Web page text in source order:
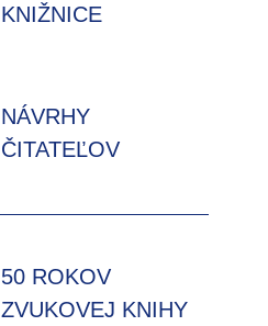
KNIŽNICE
NÁVRHY
ČITATEĽOV
50 ROKOV
ZVUKOVEJ KNIHY